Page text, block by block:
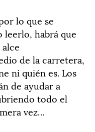
lo que se
habrá que
de la carretera,
ni quién es. Los
de ayudar a
todo el
vez…